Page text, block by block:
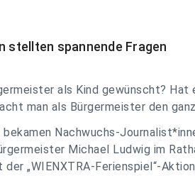
stellten spannende Fragen
als Kind gewünscht? Hat
man als Bürgermeister den
Nachwuchs-
Michael Ludwig im
„WIENXTRA-Ferienspiel“-Aktion